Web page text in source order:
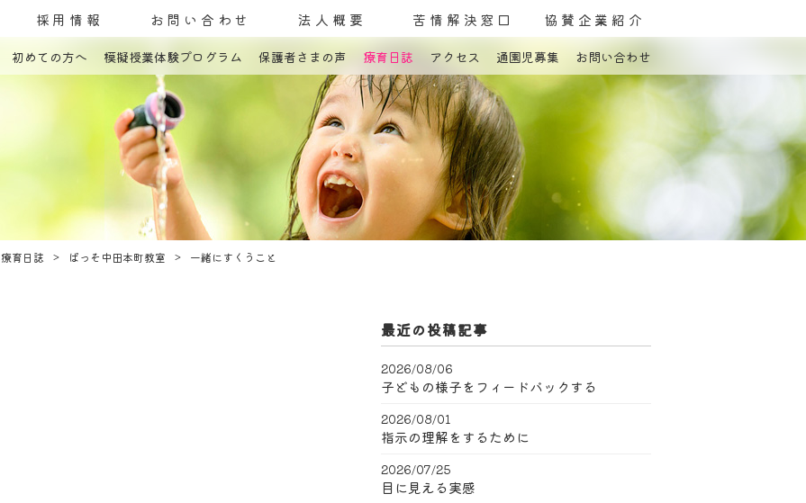
採用情報 お問い合わせ 法人概要 苦情解決窓口 協賛企業紹介
初めての方へ 模擬授業体験プログラム 保護者さまの声 療育日誌 アクセス 通園児募集 お問い合わせ
よくある質問
お問い合わせ
療育日誌 ぱっそ中田本町教室 一緒にすくうこと
最近の投稿記事
2026/08/06
子どもの様子をフィードバックする
2026/08/01
指示の理解をするために
2026/07/25
目に見える実感